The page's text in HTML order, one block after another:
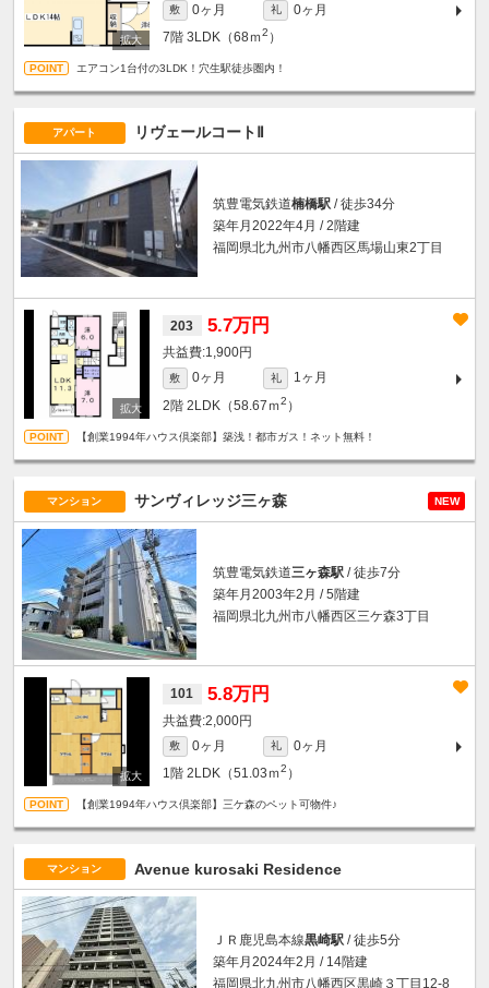
敷 0ヶ月 礼
0ヶ月
7階 3LDK（68ｍ2 ）
エアコン1台付の3LDK！穴生駅徒歩圏内！
アパート リヴェールコートⅡ
筑豊電気鉄道楠橋駅 / 徒歩34分
築年月2022年4月 / 2階建
福岡県北九州市八幡西区馬場山東2丁目
203 5.7万円
1,900円
敷 0ヶ月 礼
1ヶ月
2階 2LDK（58.67ｍ2 ）
【創業1994年ハウス倶楽部】築浅！都市ガス！ネット無料！
マンション サンヴィレッジ三ヶ森 NEW
筑豊電気鉄道三ヶ森駅 / 徒歩7分
築年月2003年2月 / 5階建
福岡県北九州市八幡西区三ケ森3丁目
101 5.8万円
2,000円
敷 0ヶ月 礼
0ヶ月
1階 2LDK（51.03ｍ2 ）
【創業1994年ハウス倶楽部】三ケ森のペット可物件♪
マンション Avenue kurosaki Residence
ＪＲ鹿児島本線黒崎駅 / 徒歩5分
築年月2024年2月 / 14階建
福岡県北九州市八幡西区黒崎３丁目12-8